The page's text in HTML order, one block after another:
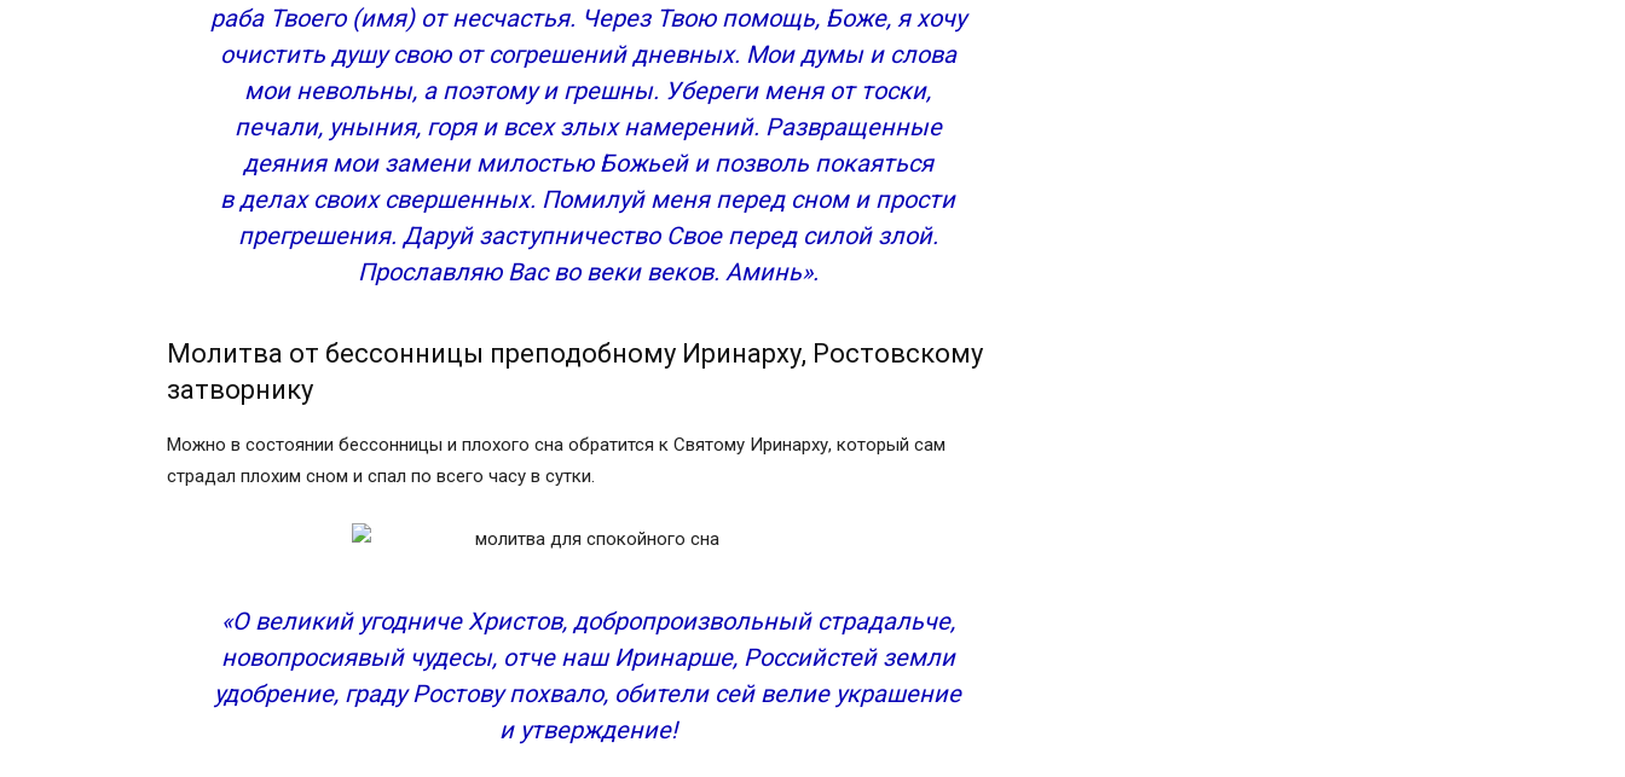
раба Твоего (имя) от несчастья. Через Твою помощь, Боже, я хочу
очистить душу свою от согрешений дневных. Мои думы и слова
мои невольны, а поэтому и грешны. Убереги меня от тоски,
печали, уныния, горя и всех злых намерений. Развращенные
деяния мои замени милостью Божьей и позволь покаяться
в делах своих свершенных. Помилуй меня перед сном и прости
прегрешения. Даруй заступничество Свое перед силой злой.
Прославляю Вас во веки веков. Аминь».
Молитва от бессонницы преподобному Иринарху, Ростовскому
затворнику
Можно в состоянии бессонницы и плохого сна обратится к Святому Иринарху, который сам
страдал плохим сном и спал по всего часу в сутки.
«О великий угодниче Христов, добропроизвольный страдальче,
новопросиявый чудесы, отче наш Иринарше, Российстей земли
удобрение, граду Ростову похвало, обители сей велие украшение
и утверждение!